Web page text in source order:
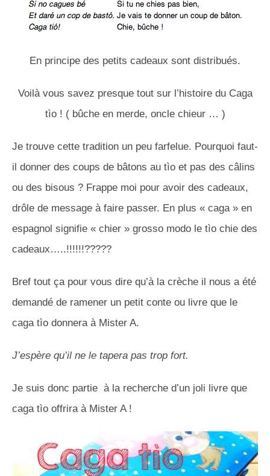
En principe des petits cadeaux sont distribués.
Voilà vous savez presque tout sur l’histoire du Caga
tìo ! ( bûche en merde, oncle chieur … )
Je trouve cette tradition un peu farfelue. Pourquoi faut-
il donner des coups de bâtons au tìo et pas des câlins
ou des bisous ? Frappe moi pour avoir des cadeaux,
drôle de message à faire passer. En plus « caga » en
espagnol signifie « chier » grosso modo le tìo chie des
cadeaux…..!!!!!!?????
Bref tout ça pour vous dire qu’à la crèche il nous a été
demandé de ramener un petit conte ou livre que le
caga tìo donnera à Mister A.
J’espère qu’il ne le tapera pas trop fort.
Je suis donc partie à la recherche d’un joli livre que
caga tìo offrira à Mister A !